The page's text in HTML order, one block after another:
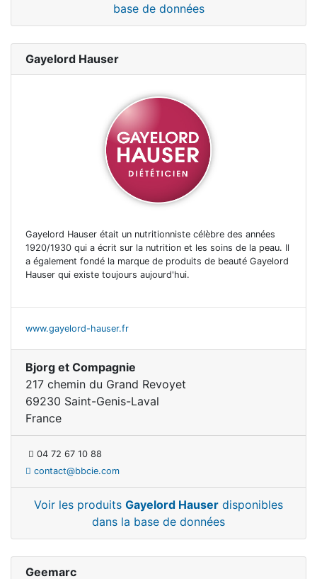
base de données
Gayelord Hauser
Gayelord Hauser était un nutritionniste célèbre des années
1920/1930 qui a écrit sur la nutrition et les soins de la peau. Il
a également fondé la marque de produits de beauté Gayelord
Hauser qui existe toujours aujourd'hui.
www.gayelord-hauser.fr
Bjorg et Compagnie
217 chemin du Grand Revoyet
69230 Saint-Genis-Laval
France
04 72 67 10 88
contact@bbcie.com
Voir les produits Gayelord Hauser disponibles
dans la base de données
Geemarc